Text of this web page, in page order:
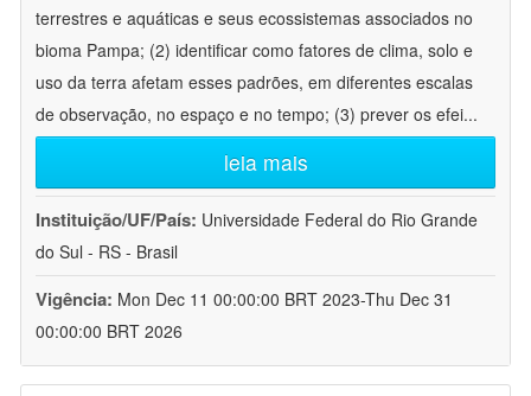
terrestres e aquáticas e seus ecossistemas associados no
bioma Pampa; (2) identificar como fatores de clima, solo e
uso da terra afetam esses padrões, em diferentes escalas
de observação, no espaço e no tempo; (3) prever os efei...
leia mais
Instituição/UF/País: Universidade Federal do Rio Grande
do Sul - RS - Brasil
Vigência: Mon Dec 11 00:00:00 BRT 2023-Thu Dec 31
00:00:00 BRT 2026